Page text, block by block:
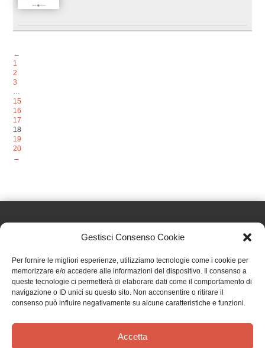
Gestisci Consenso Cookie
Per fornire le migliori esperienze, utilizziamo tecnologie come i cookie per
memorizzare e/o accedere alle informazioni del dispositivo. Il consenso a
queste tecnologie ci permetterà di elaborare dati come il comportamento di
navigazione o ID unici su questo sito. Non acconsentire o ritirare il
consenso può influire negativamente su alcune caratteristiche e funzioni.
Accetta
←
1
2
3
…
15
16
17
18
19
20
→
Effatà Editrice di Pellegrino Paolo SAS
C.F. e P.IVA 09655250018
Via Tre Denti, 1 - 10060 Cantalupa (TO)
Telefono: (+39) 0121 353452 - Fax: (+39) 0121 353839